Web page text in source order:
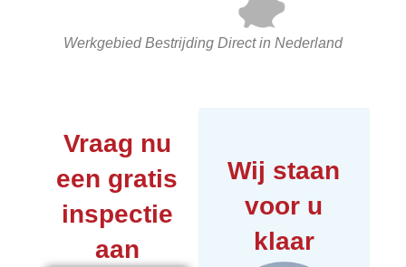
Werkgebied Bestrijding Direct in Nederland
Vraag nu
een gratis
inspectie
aan
Wij staan
voor u
klaar